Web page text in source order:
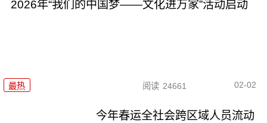
2026年“我们的中国梦——文化进万家”活动启动
最热 阅读 24661 02-02
今年春运全社会跨区域人员流动